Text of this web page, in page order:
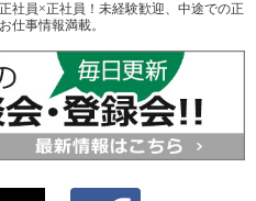
社員×正社員！未経験歓迎、中途での正
仕事情報満載。